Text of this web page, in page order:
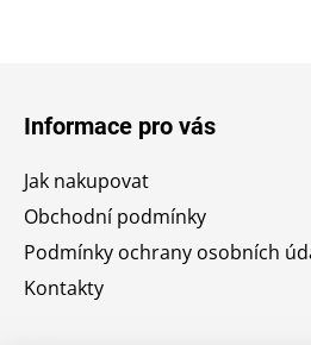
Informace pro vás
Jak nakupovat
Obchodní podmínky
Podmínky ochrany osobních
Kontakty